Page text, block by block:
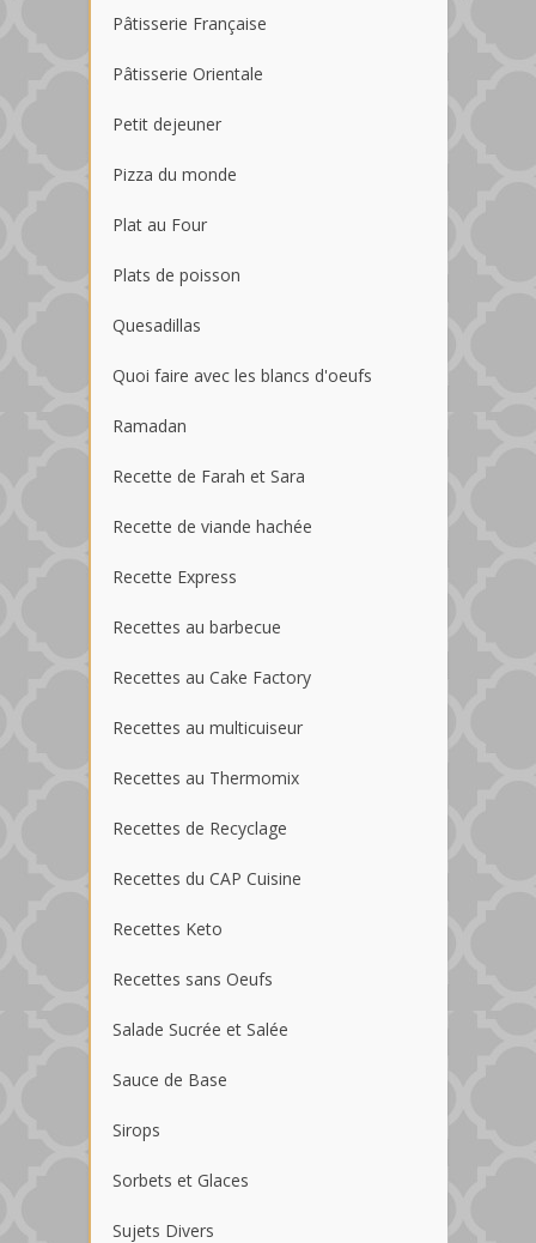
Pâtisserie Française
Pâtisserie Orientale
Petit dejeuner
Pizza du monde
Plat au Four
Plats de poisson
Quesadillas
Quoi faire avec les blancs d'oeufs
Ramadan
Recette de Farah et Sara
Recette de viande hachée
Recette Express
Recettes au barbecue
Recettes au Cake Factory
Recettes au multicuiseur
Recettes au Thermomix
Recettes de Recyclage
Recettes du CAP Cuisine
Recettes Keto
Recettes sans Oeufs
Salade Sucrée et Salée
Sauce de Base
Sirops
Sorbets et Glaces
Sujets Divers